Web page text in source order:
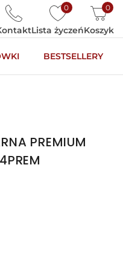
0
Lista życzeń
0
Koszyk
BESTSELLERY
PREMIUM